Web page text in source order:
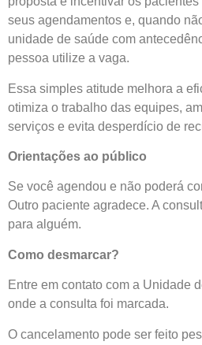
seus agendamentos e, quando
unidade de saúde com
pessoa utilize a vaga.
Essa simples atitude melhora a
otimiza o trabalho das equipes,
serviços e evita desperdício de
Orientações ao público
Se você agendou e não poderá
Outro paciente agradece. A
para alguém.
Como desmarcar?
Entre em contato com a Unidade
onde a consulta foi marcada.
O cancelamento pode ser feito